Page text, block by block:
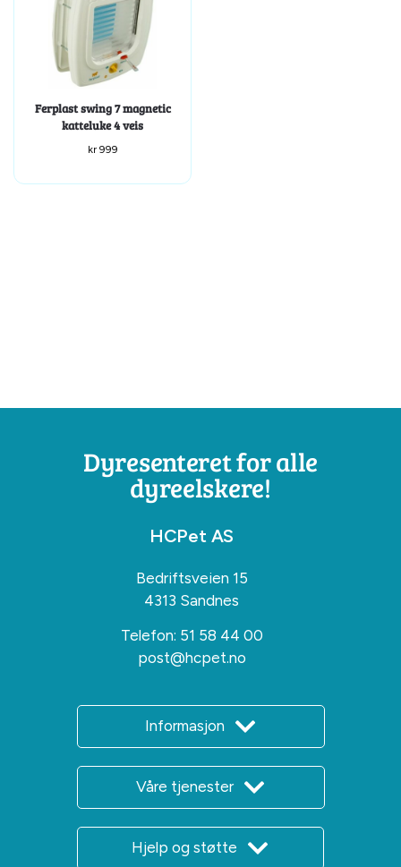
Ferplast swing 7 magnetic
katteluke 4 veis
kr999
Dyresenteret for alle
dyreelskere!
HCPet AS
Bedriftsveien 15
4313 Sandnes
Telefon: 51 58 44 00
post@hcpet.no
Informasjon
Våre tjenester
Hjelp og støtte